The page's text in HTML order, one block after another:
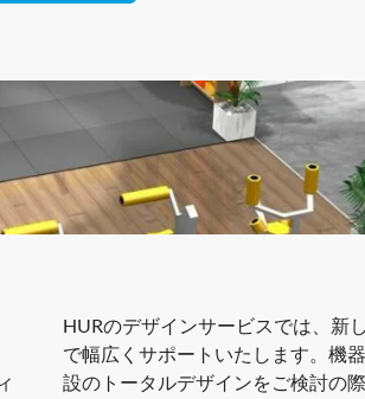
HURのデザインサービスでは、新
で幅広くサポートいたします。機
設のトータルデザインをご検討の